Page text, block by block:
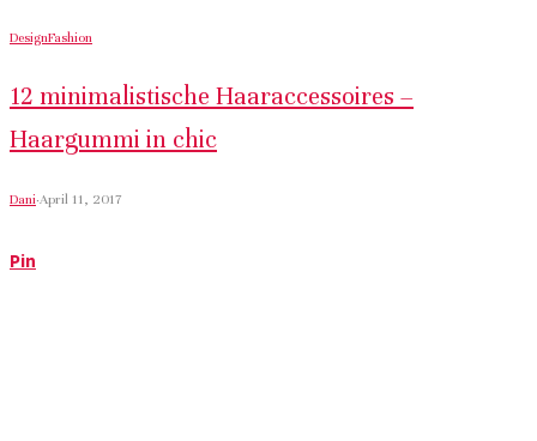
DesignFashion
12 minimalistische Haaraccessoires –
Haargummi in chic
Dani·April 11, 2017
Pin